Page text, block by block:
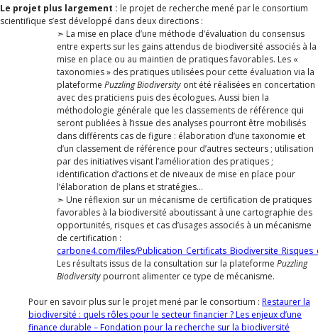
Le projet plus largement : le projet de recherche mené par le consortium
scientifique s’est développé dans deux directions :
➣ La mise en place d’une méthode d’évaluation du consensus
entre experts sur les gains attendus de biodiversité associés à la
mise en place ou au maintien de pratiques favorables. Les «
taxonomies » des pratiques utilisées pour cette évaluation via la
plateforme Puzzling Biodiversity ont été réalisées en concertation
avec des praticiens puis des écologues. Aussi bien la
méthodologie générale que les classements de référence qui
seront publiées à l’issue des analyses pourront être mobilisés
dans différents cas de figure : élaboration d’une taxonomie et
d’un classement de référence pour d’autres secteurs ; utilisation
par des initiatives visant l’amélioration des pratiques ;
identification d’actions et de niveaux de mise en place pour
l’élaboration de plans et stratégies…
➣ Une réflexion sur un mécanisme de certification de pratiques
favorables à la biodiversité aboutissant à une cartographie des
opportunités, risques et cas d’usages associés à un mécanisme
de certification :
carbone4.com/files/
Les résultats issus de la consultation sur la plateforme Puzzling
Biodiversity pourront alimenter ce type de mécanisme.
Pour en savoir plus sur le projet mené par le consortium : Restaurer la
biodiversité : quels rôles pour le secteur financier ? Les enjeux d’une
finance durable – Fondation pour la recherche sur la biodiversité